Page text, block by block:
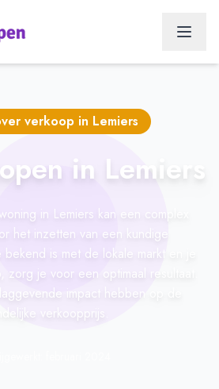
verkoop in Lemiers
in Lemiers
in Lemiers kan een complex
het inzetten van een kundige
bekend is met de lokale markt en je
zorg je voor een optimaal resultaat.
impact hebben op de
verkoopprijs.